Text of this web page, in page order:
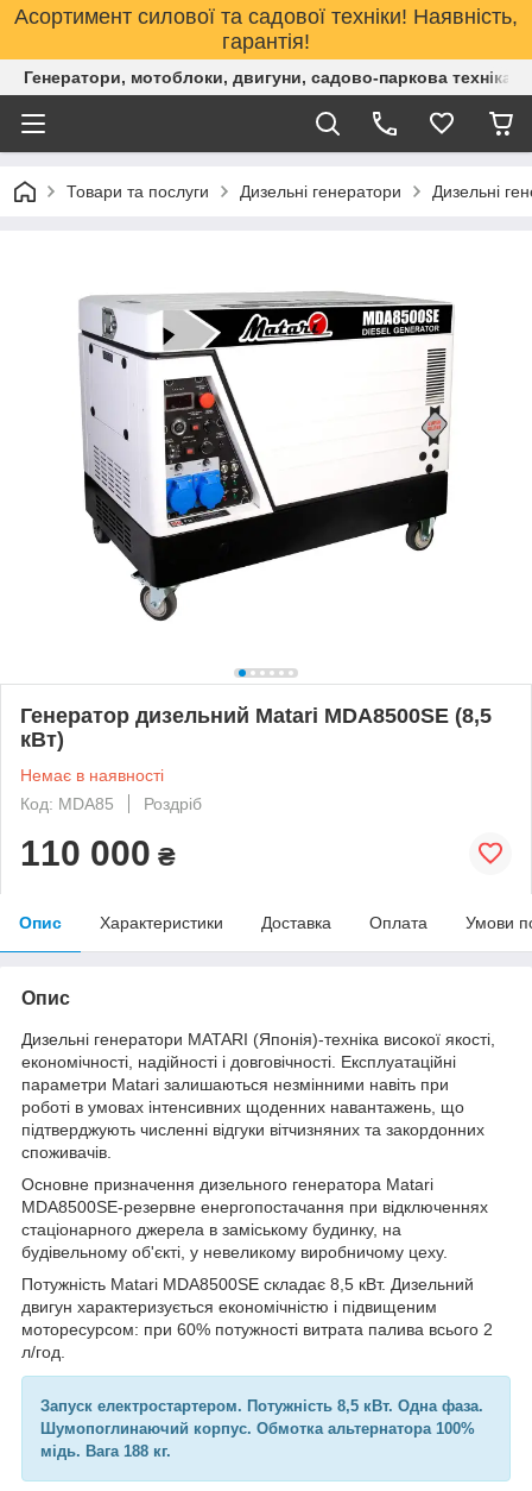
Асортимент силової та садової техніки! Наявність,
гарантія!
Генератори, мотоблоки, двигуни, садово-паркова техніка.
Товари та послуги Дизельні генератори Дизельні
Генератор дизельний Matari MDA8500SE (8,5
кВт)
Немає в наявності
Код: MDA85
Роздріб
110 000 ₴
Опис Характеристики Доставка Оплата Умови
Опис
Дизельні генератори MATARI (Японія)-техніка високої якості,
економічності, надійності і довговічності. Експлуатаційні
параметри Matari залишаються незмінними навіть при
роботі в умовах інтенсивних щоденних навантажень, що
підтверджують численні відгуки вітчизняних та закордонних
споживачів.
Основне призначення дизельного генератора Matari
MDA8500SE-резервне енергопостачання при відключеннях
стаціонарного джерела в заміському будинку, на
будівельному об'єкті, у невеликому виробничому цеху.
Потужність Matari MDA8500SE складає 8,5 кВт. Дизельний
двигун характеризується економічністю і підвищеним
моторесурсом: при 60% потужності витрата палива всього 2
л/год.
Запуск електростартером. Потужність 8,5 кВт. Одна фаза.
Шумопоглинаючий корпус. Обмотка альтернатора 100%
мідь. Вага 188 кг.